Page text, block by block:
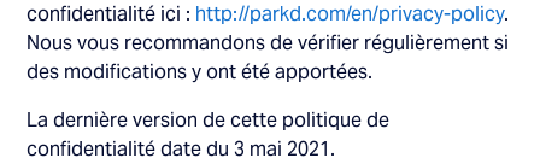
confidentialité ici : http://parkd.com/en/privacy-policy.
Nous vous recommandons de vérifier régulièrement si
des modifications y ont été apportées.
La dernière version de cette politique de
confidentialité date du 3 mai 2021.